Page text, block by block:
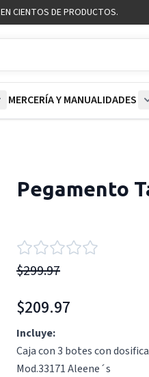
EN CIENTOS DE PRODUCTOS.
MERCERÍA Y MANUALIDADES
Pegamento
$299.97
$209.97
Incluye:
Caja con 3 botes con
Mod.33171 Aleene´s